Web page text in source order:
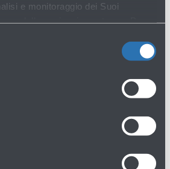
e monitoraggio dei Suoi
sul Sito, La preghiamo di
quello che cercavi?